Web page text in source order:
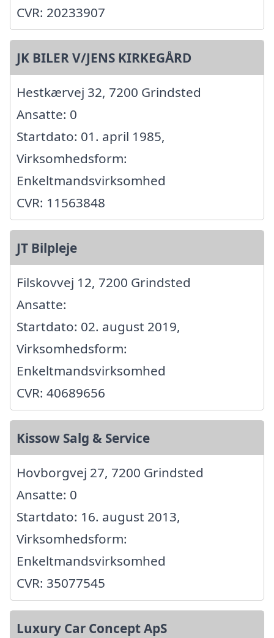
CVR: 20233907
JK BILER V/JENS KIRKEGÅRD
Hestkærvej 32, 7200 Grindsted
Ansatte: 0
Startdato: 01. april 1985,
Virksomhedsform:
Enkeltmandsvirksomhed
CVR: 11563848
JT Bilpleje
Filskovvej 12, 7200 Grindsted
Ansatte:
Startdato: 02. august 2019,
Virksomhedsform:
Enkeltmandsvirksomhed
CVR: 40689656
Kissow Salg & Service
Hovborgvej 27, 7200 Grindsted
Ansatte: 0
Startdato: 16. august 2013,
Virksomhedsform:
Enkeltmandsvirksomhed
CVR: 35077545
Luxury Car Concept ApS